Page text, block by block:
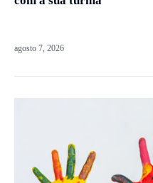
agosto 7, 2026